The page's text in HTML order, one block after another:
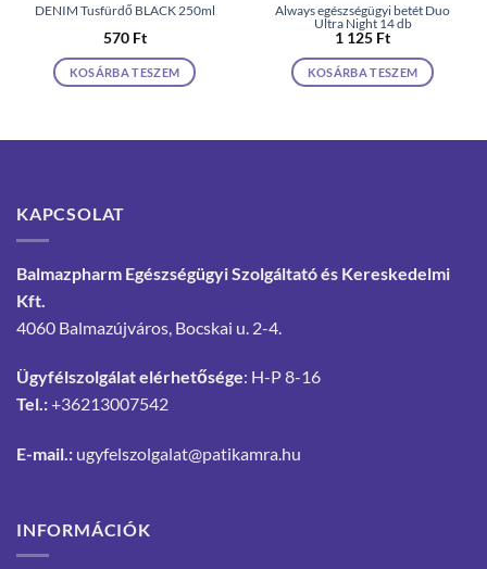
DENIM Tusfürdő BLACK 250ml
570 Ft
KOSÁRBA TESZEM
Always egészségügyi betét Duo
Ultra Night 14 db
1 125 Ft
KOSÁRBA TESZEM
KAPCSOLAT
Balmazpharm Egészségügyi Szolgáltató és Kereskedelmi
Kft.
4060 Balmazújváros, Bocskai u. 2-4.
Ügyfélszolgálat elérhetősége: H-P 8-16
Tel.:+36213007542
E-mail.: ugyfelszolgalat@patikamra.hu
INFORMÁCIÓK